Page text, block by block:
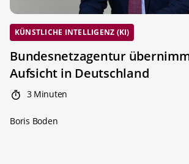
KÜNSTLICHE INTELLIGENZ (KI)
Bundesnetzagentur
Aufsicht in Deutschland
3 Minuten
Boris Boden